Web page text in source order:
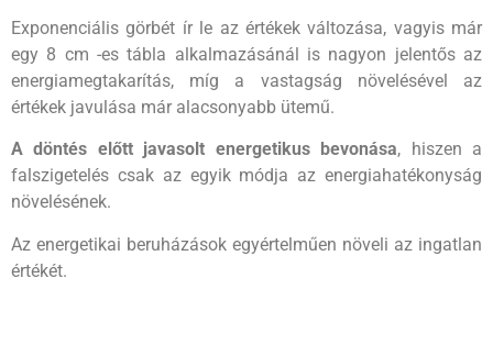
Exponenciális görbét ír le az értékek változása, vagyis már
egy 8 cm -es tábla alkalmazásánál is nagyon jelentős az
energiamegtakarítás, míg a vastagság növelésével az
értékek javulása már alacsonyabb ütemű.
A döntés előtt javasolt energetikus bevonása, hiszen a
falszigetelés csak az egyik módja az energiahatékonyság
növelésének.
Az energetikai beruházások egyértelműen növeli az ingatlan
értékét.